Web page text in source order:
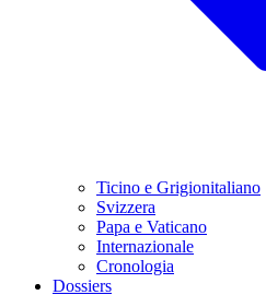
Ticino e Grigionitaliano
Svizzera
Papa e Vaticano
Internazionale
Cronologia
Dossiers